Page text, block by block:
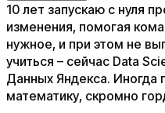
10 лет запускаю с нуля
изменения, помогая
нужное, и при этом не
учиться – сейчас Data
Данных Яндекса.
математику, скромно